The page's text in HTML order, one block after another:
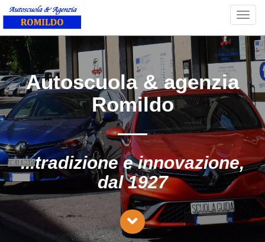
Autoscuola & agenzia
Romildo
...tradizione e innovazione,
dal 1927